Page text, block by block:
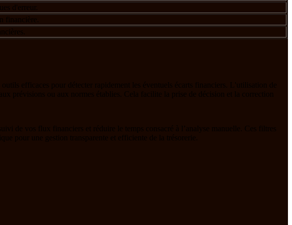
d'erreur.
financière.
efficaces pour détecter rapidement les éventuels écarts financiers. L'utilisation de
prévisions ou aux normes établies. Cela facilite la prise de décision et la correction
de vos flux financiers et réduire le temps consacré à l’analyse manuelle. Ces filtres
pour une gestion transparente et efficiente de la trésorerie.